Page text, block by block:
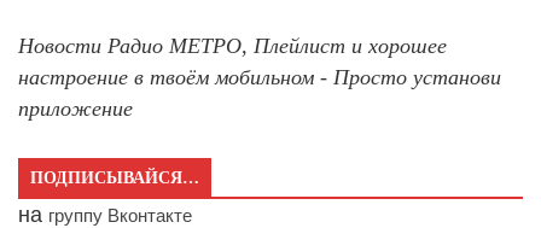
Новости Радио МЕТРО, Плейлист и хорошее
настроение в твоём мобильном - Просто установи
приложение
ПОДПИСЫВАЙСЯ…
на группу Вконтакте